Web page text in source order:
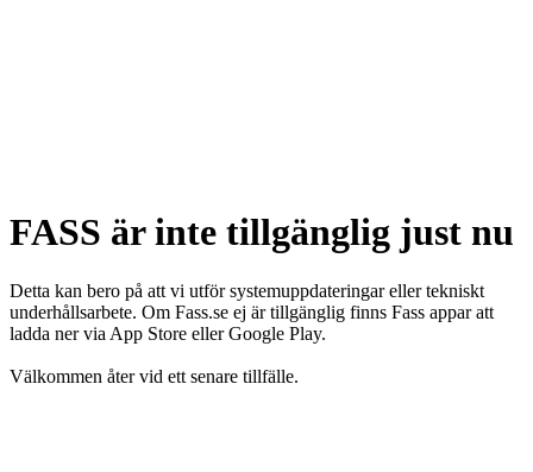
FASS är inte tillgänglig just nu
Detta kan bero på att vi utför systemuppdateringar eller tekniskt
underhållsarbete. Om Fass.se ej är tillgänglig finns Fass appar att
ladda ner via App Store eller Google Play.
Välkommen åter vid ett senare tillfälle.